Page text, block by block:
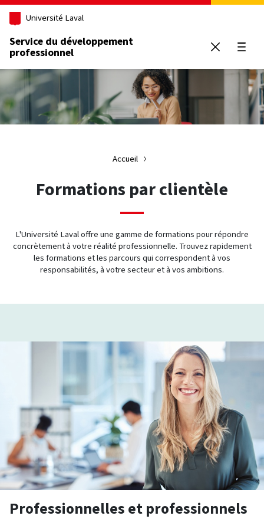
Aller au contenu principal
Université Laval
Service du développement
professionnel
Accueil
Formations par clientèle
L'Université Laval offre une gamme de formations pour répondre
concrètement à votre réalité professionnelle. Trouvez rapidement
les formations et les parcours qui correspondent à vos
responsabilités, à votre secteur et à vos ambitions.
Professionnelles et professionnels